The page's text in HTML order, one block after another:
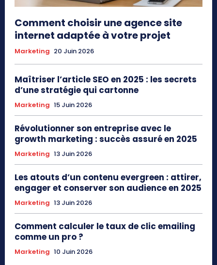
Comment choisir une agence site
internet adaptée à votre projet
Marketing 20 Juin 2026
Maîtriser l’article SEO en 2025 : les secrets
d’une stratégie qui cartonne
Marketing 15 Juin 2026
Révolutionner son entreprise avec le
growth marketing : succès assuré en 2025
Marketing 13 Juin 2026
Les atouts d’un contenu evergreen : attirer,
engager et conserver son audience en 2025
Marketing 13 Juin 2026
Comment calculer le taux de clic emailing
comme un pro ?
Marketing 10 Juin 2026